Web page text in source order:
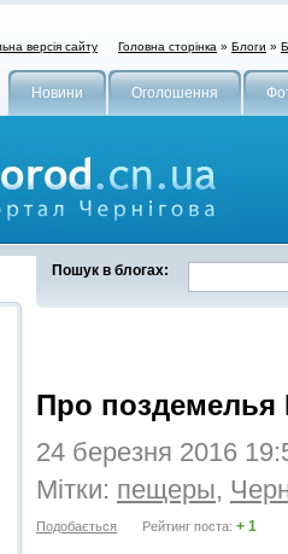
версія сайту Головна сторінка » Блоги »
Новини Оголошення
Пошук в блогах:
Про поздемелья
24 березня 2016
Мітки: пещеры,
Подобається Рейтинг поста: + 1